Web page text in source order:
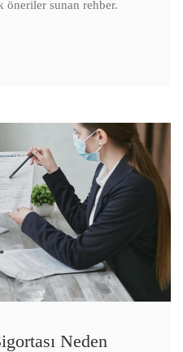
öneriler sunan rehber.
Neden